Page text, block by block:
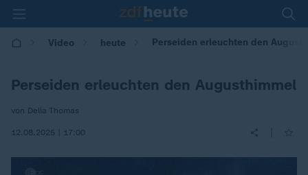
Video heute Perseiden erleuchten den
Perseiden erleuchten den Augusthimmel
von Delia Thomas
12.08.2025 | 17:00